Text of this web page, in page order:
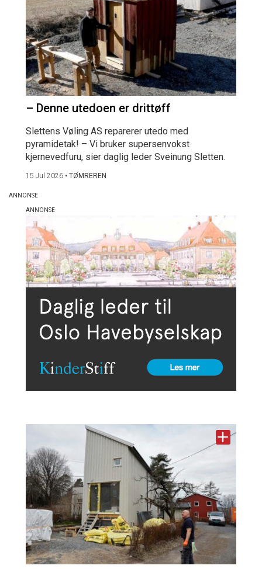
– Denne utedoen er drittøff
Slettens Vøling AS reparerer utedo med
pyramidetak! – Vi bruker supersenvokst
kjernevedfuru, sier daglig leder Sveinung Sletten.
15 Jul 2026 • TØMREREN